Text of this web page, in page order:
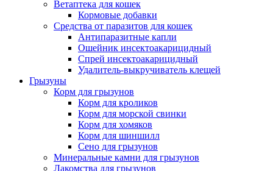
Ветаптека для кошек
Кормовые добавки
Средства от паразитов для кошек
Антипаразитные капли
Ошейник инсектоакарицидный
Спрей инсектоакарицидный
Удалитель-выкручиватель клещей
Грызуны
Корм для грызунов
Корм для кроликов
Корм для морской свинки
Корм для хомяков
Корм для шиншилл
Сено для грызунов
Минеральные камни для грызунов
Лакомства для грызунов